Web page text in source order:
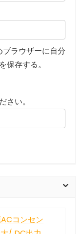
ラウザーに自分
保存する。
い。